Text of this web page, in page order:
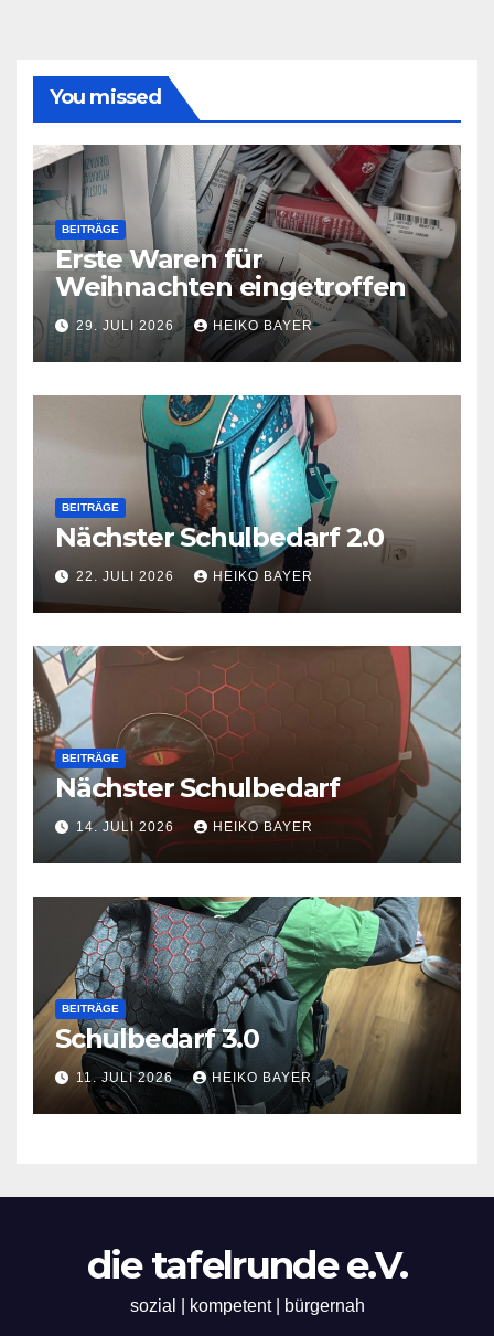
You missed
BEITRÄGE
Erste Waren für
Weihnachten eingetroffen
29. JULI 2026 HEIKO BAYER
BEITRÄGE
Nächster Schulbedarf 2.0
22. JULI 2026 HEIKO BAYER
BEITRÄGE
Nächster Schulbedarf
14. JULI 2026 HEIKO BAYER
BEITRÄGE
Schulbedarf 3.0
11. JULI 2026 HEIKO BAYER
die tafelrunde e.V.
sozial | kompetent | bürgernah